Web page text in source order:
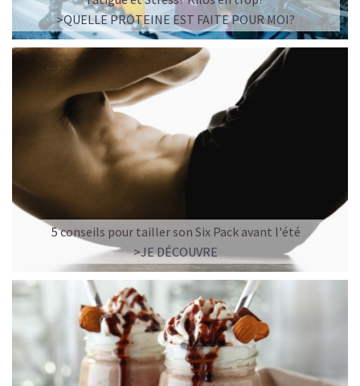
LA FRAÎCHEUR VERTE QUI APAISE L’ESPRIT
Le matcha, ce thé japonais se marie à la douceur du lait
végétal pour une boisson à la fois tonique et apaisante.
Naturellement riche en antioxydants, il apaise l’esprit
tout en stimulant la concentration.
Un goût légèrement herbacé, addictif et plein de
bienfaits.
Idéal pour : recharger ses batteries sans caféine,
hydrater, et retrouver focus et sérénité.
Découvrir leMatcha Latte Glacé Protéiné
SAWONDO RÉINVENTE LE PLAISIR DES CAFÉS GLACÉS
✅ Sans sucre raffiné
✅ Vegan & naturel
>QUELLE PROTEINE EST FAITE POUR MOI?
5 conseils pour tailler son Six Pack avant l'été
>JE DÉCOUVRE